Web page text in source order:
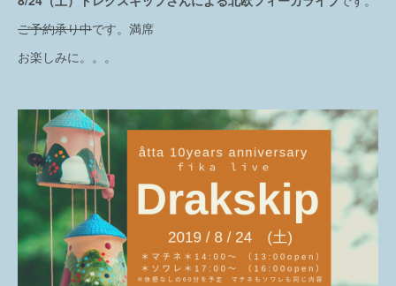
ご予約承り中です。満席
お楽しみに。。。